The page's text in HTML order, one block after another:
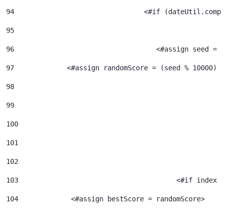
94
95
96
<#assign seed
97
<#assign randomScore = (seed % 10000)
98
99
100
101
102
103
<#if index
104
             <#assign bestScore = randomScore>